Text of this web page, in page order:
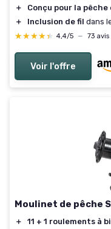
＋
Conçu pour la pêche
＋
Inclusion de fil dans
★★★★★
★★★★★ 4,4/5 — 73 avis
Voir l'offre
Moulinet de pêche
＋ 11 + 1 roulements à